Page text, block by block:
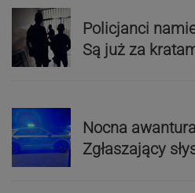
Policjanci
Są już za
Nocna
Zgłaszający